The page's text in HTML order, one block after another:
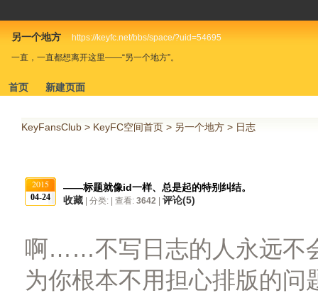
另一个地方
https://keyfc.net/bbs/space/?uid=54695
一直，一直都想离开这里——“另一个地方”。
首页 新建页面
KeyFansClub > KeyFC空间首页 > 另一个地方 > 日志
2015
04-24
——标题就像id一样、总是起的特别纠结。
收藏 | 分类: | 查看: 3642 评论(5)
啊……不写日志的人永远不
为你根本不用担心排版的